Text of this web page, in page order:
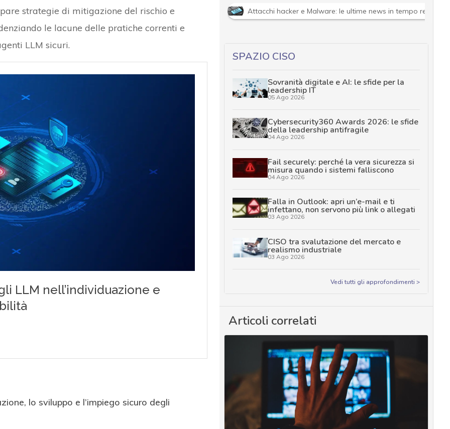
strategie di mitigazione del rischio e
le lacune delle pratiche correnti e
LLM sicuri.
lo sviluppo e l’impiego sicuro degli
Attacchi hacker e Malware: le ultime news in tempo reale e
SPAZIO CISO
Sovranità digitale e AI: le sfide per la
leadership IT
05 Ago 2026
Cybersecurity360 Awards 2026: le sfide
della leadership antifragile
04 Ago 2026
Fail securely: perché la vera sicurezza si
misura quando i sistemi falliscono
04 Ago 2026
Falla in Outlook: apri un’e-mail e ti
infettano, non servono più link o allegati
03 Ago 2026
CISO tra svalutazione del mercato e
realismo industriale
03 Ago 2026
Vedi tutti gli approfondimenti >
Articoli correlati